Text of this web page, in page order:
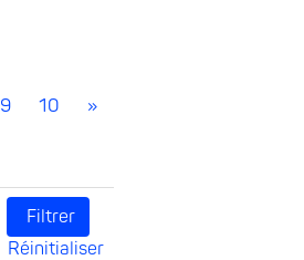
9 10 »
Réinitialiser